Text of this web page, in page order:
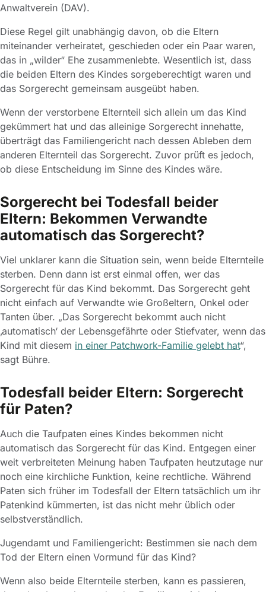
Anwaltverein (DAV).
Diese Regel gilt unabhängig davon, ob die Eltern
miteinander verheiratet, geschieden oder ein Paar waren,
das in „wilder“ Ehe zusammenlebte. Wesentlich ist, dass
die beiden Eltern des Kindes sorgeberechtigt waren und
das Sorgerecht gemeinsam ausgeübt haben.
Wenn der verstorbene Elternteil sich allein um das Kind
gekümmert hat und das alleinige Sorgerecht innehatte,
überträgt das Familiengericht nach dessen Ableben dem
anderen Elternteil das Sorgerecht. Zuvor prüft es jedoch,
ob diese Entscheidung im Sinne des Kindes wäre.
Sorgerecht bei Todesfall beider
Eltern: Bekommen Verwandte
automatisch das Sorgerecht?
Viel unklarer kann die Situation sein, wenn beide Elternteile
sterben. Denn dann ist erst einmal offen, wer das
Sorgerecht für das Kind bekommt. Das Sorgerecht geht
nicht einfach auf Verwandte wie Großeltern, Onkel oder
Tanten über. „Das Sorgerecht bekommt auch nicht
‚automatisch‘ der Lebensgefährte oder Stiefvater, wenn das
Kind mit diesem in einer Patchwork-Familie gelebt hat“,
sagt Bühre.
Todesfall beider Eltern: Sorgerecht
für Paten?
Auch die Taufpaten eines Kindes bekommen nicht
automatisch das Sorgerecht für das Kind. Entgegen einer
weit verbreiteten Meinung haben Taufpaten heutzutage nur
noch eine kirchliche Funktion, keine rechtliche. Während
Paten sich früher im Todesfall der Eltern tatsächlich um ihr
Patenkind kümmerten, ist das nicht mehr üblich oder
selbstverständlich.
Jugendamt und Familiengericht: Bestimmen sie nach dem
Tod der Eltern einen Vormund für das Kind?
Wenn also beide Elternteile sterben, kann es passieren,